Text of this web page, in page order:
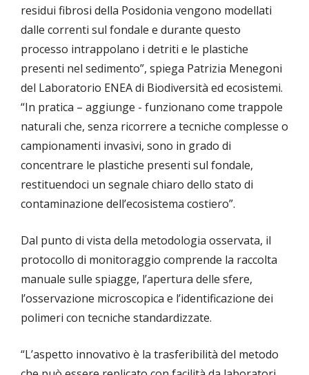
residui fibrosi della Posidonia vengono modellati
dalle correnti sul fondale e durante questo
processo intrappolano i detriti e le plastiche
presenti nel sedimento”, spiega Patrizia Menegoni
del Laboratorio ENEA di Biodiversità ed ecosistemi.
“In pratica – aggiunge - funzionano come trappole
naturali che, senza ricorrere a tecniche complesse o
campionamenti invasivi, sono in grado di
concentrare le plastiche presenti sul fondale,
restituendoci un segnale chiaro dello stato di
contaminazione dell’ecosistema costiero”.
Dal punto di vista della metodologia osservata, il
protocollo di monitoraggio comprende la raccolta
manuale sulle spiagge, l’apertura delle sfere,
l’osservazione microscopica e l’identificazione dei
polimeri con tecniche standardizzate.
“L’aspetto innovativo è la trasferibilità del metodo